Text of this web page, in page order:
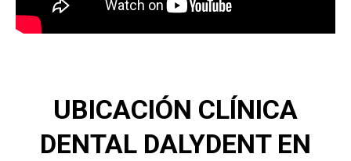
UBICACIÓN CLÍNICA
DENTAL DALYDENT EN